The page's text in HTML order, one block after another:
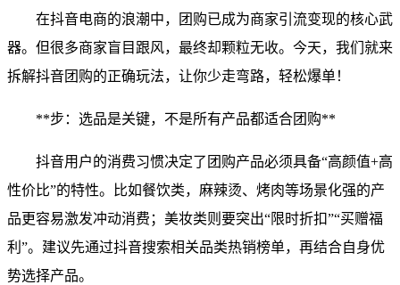
在抖音电商的浪潮中，团购已成为商家引流变现的核心武
器。但很多商家盲目跟风，最终却颗粒无收。今天，我们就来
拆解抖音团购的正确玩法，让你少走弯路，轻松爆单！
**步：选品是关键，不是所有产品都适合团购**
抖音用户的消费习惯决定了团购产品必须具备“高颜值+高
性价比”的特性。比如餐饮类，麻辣烫、烤肉等场景化强的产
品更容易激发冲动消费；美妆类则要突出“限时折扣”“买赠福
利”。建议先通过抖音搜索相关品类热销榜单，再结合自身优
势选择产品。